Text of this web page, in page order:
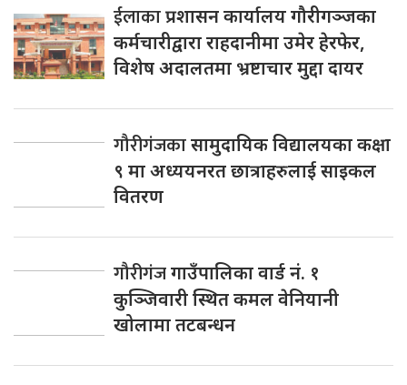
ईलाकाप्रशासन कार्यालय गौरीगञ्जका
कर्मचारीद्वारा राहदानीमा उमेर हेरफेर,
विशेष अदालतमा भ्रष्टाचार मुद्दा दायर
गौरीगंजकासामुदायिक विद्यालयका कक्षा
९ मा अध्ययनरत छात्राहरुलाई साइकल
वितरण
गौरीगंजगाउँपालिका वार्ड नं. १
कुञ्जिवारी स्थित कमल वेनियानी
खोलामा तटबन्धन